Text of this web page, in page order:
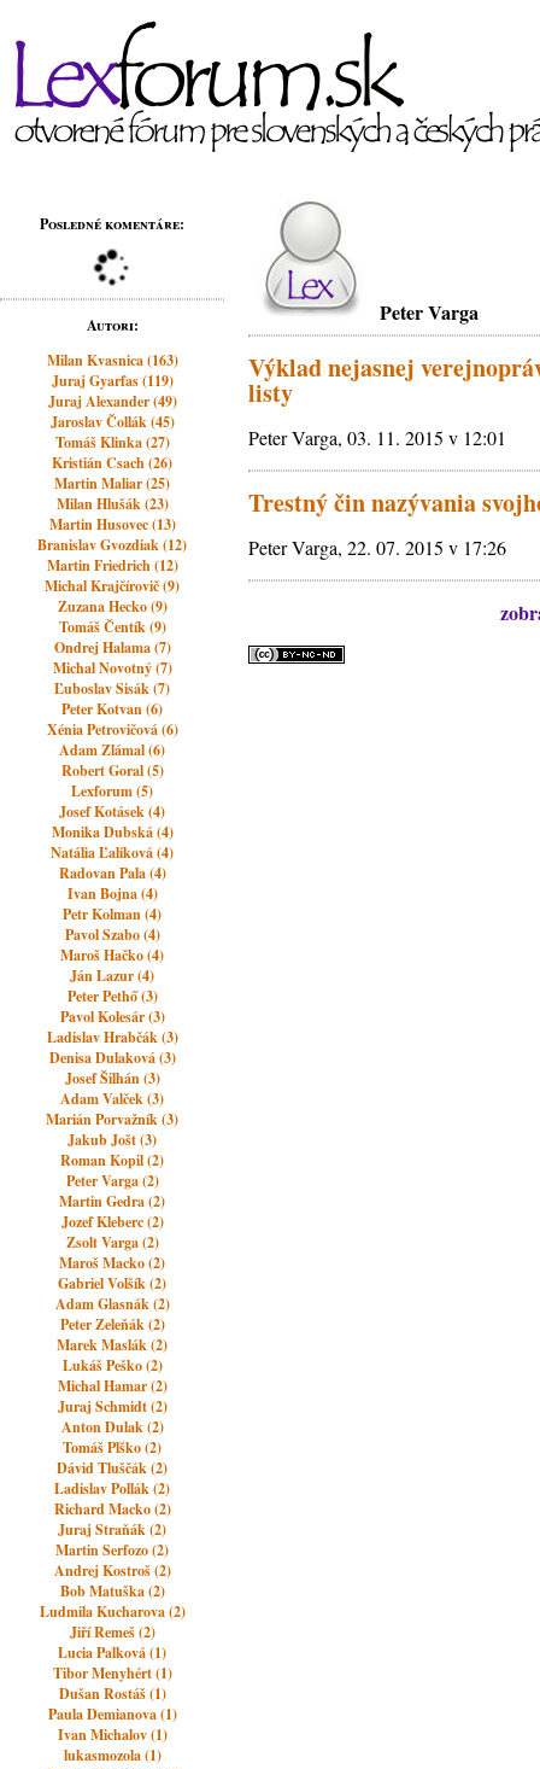
Posledné komentáre:
Autori:
Milan Kvasnica (163)
Juraj Gyarfas (119)
Juraj Alexander (49)
Jaroslav Čollák (45)
Tomáš Klinka (27)
Kristián Csach (26)
Martin Maliar (25)
Milan Hlušák (23)
Martin Husovec (13)
Branislav Gvozdiak (12)
Martin Friedrich (12)
Michal Krajčírovič (9)
Zuzana Hecko (9)
Tomáš Čentík (9)
Ondrej Halama (7)
Michal Novotný (7)
Ľuboslav Sisák (7)
Peter Kotvan (6)
Xénia Petrovičová (6)
Adam Zlámal (6)
Robert Goral (5)
Lexforum (5)
Josef Kotásek (4)
Monika Dubská (4)
Natália Ľalíková (4)
Radovan Pala (4)
Ivan Bojna (4)
Petr Kolman (4)
Pavol Szabo (4)
Maroš Hačko (4)
Ján Lazur (4)
Peter Pethő (3)
Pavol Kolesár (3)
Ladislav Hrabčák (3)
Denisa Dulaková (3)
Josef Šilhán (3)
Adam Valček (3)
Marián Porvažník (3)
Jakub Jošt (3)
Roman Kopil (2)
Peter Varga (2)
Martin Gedra (2)
Jozef Kleberc (2)
Zsolt Varga (2)
Maroš Macko (2)
Gabriel Volšík (2)
Adam Glasnák (2)
Peter Zeleňák (2)
Marek Maslák (2)
Lukáš Peško (2)
Michal Hamar (2)
Juraj Schmidt (2)
Anton Dulak (2)
Tomáš Plško (2)
Dávid Tluščák (2)
Ladislav Pollák (2)
Richard Macko (2)
Juraj Straňák (2)
Martin Serfozo (2)
Andrej Kostroš (2)
Bob Matuška (2)
Ludmila Kucharova (2)
Jiří Remeš (2)
Lucia Palková (1)
Tibor Menyhért (1)
Dušan Rostáš (1)
Paula Demianova (1)
Ivan Michalov (1)
lukasmozola (1)
Peter Varga
Výklad nejasnej
listy
Peter Varga, 03. 11. 2015 v 12:01
Trestný čin nazývania
Peter Varga, 22. 07. 2015 v 17:26